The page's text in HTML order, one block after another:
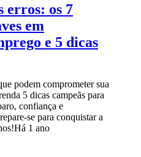
erros: os 7
em
e 5 dicas
podem comprometer sua
5 dicas campeãs para
confiança e
se para conquistar a
Há 1 ano